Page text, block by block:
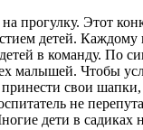
прогулку. Этот
детей. Каждому
в команду. По
малышей. Чтобы
свои
не
дети в садиках